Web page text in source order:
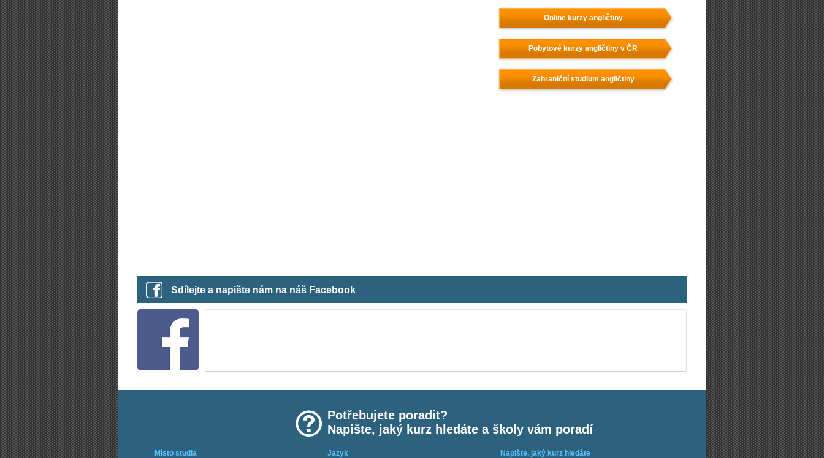
Online kurzy angličtiny
Pobytové kurzy angličtiny v ČR
Zahraniční studium angličtiny
Sdílejte a napište nám na náš Facebook
Potřebujete poradit?
Napište, jaký kurz hledáte a školy vám poradí
Místo studia Jazyk Napište, jaký kurz hledáte